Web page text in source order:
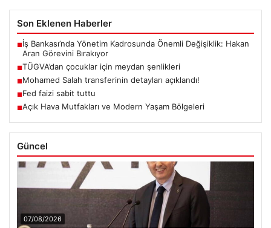
Son Eklenen Haberler
■İş Bankası’nda Yönetim Kadrosunda Önemli Değişiklik: Hakan
Aran Görevini Bırakıyor
■TÜGVA’dan çocuklar için meydan şenlikleri
■Mohamed Salah transferinin detayları açıklandı!
■Fed faizi sabit tuttu
■Açık Hava Mutfakları ve Modern Yaşam Bölgeleri
Güncel
07/08/2026